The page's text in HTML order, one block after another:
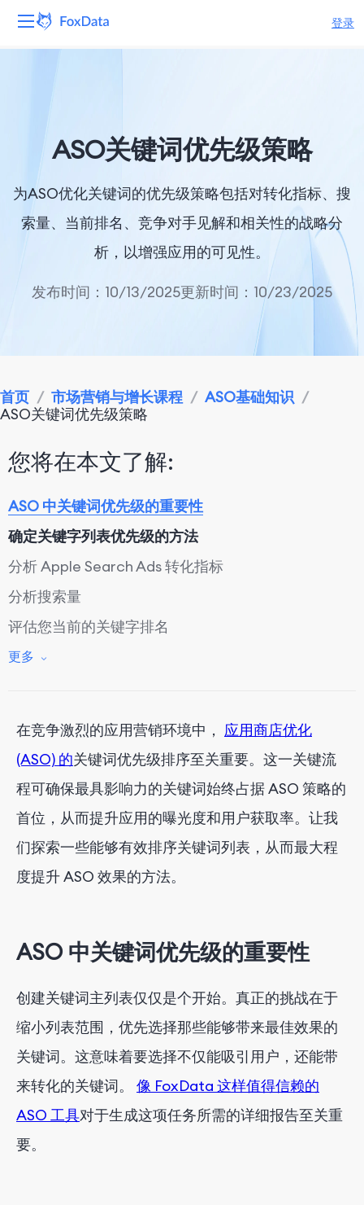
登录
解决方案
资源
ASO关键词优先级策略
为ASO优化关键词的优先级策略包括对转化指标、搜
索量、当前排名、竞争对手见解和相关性的战略分
析，以增强应用的可见性。
发布时间：10/13/2025更新时间：10/23/2025
首页 / 市场营销与增长课程 / ASO基础知识 /
ASO关键词优先级策略
您将在本文了解:
ASO 中关键词优先级的重要性
确定关键字列表优先级的方法
分析 Apple Search Ads 转化指标
分析搜索量
评估您当前的关键字排名
观察竞争对手的行为
更多
在竞争激烈的应用营销环境中， 应用商店优化
(ASO) 的关键词优先级排序至关重要。这一关键流
程可确保最具影响力的关键词始终占据 ASO 策略的
首位，从而提升应用的曝光度和用户获取率。让我
们探索一些能够有效排序关键词列表，从而最大程
度提升 ASO 效果的方法。
ASO 中关键词优先级的重要性
创建关键词主列表仅仅是个开始。真正的挑战在于
缩小列表范围，优先选择那些能够带来最佳效果的
关键词。这意味着要选择不仅能吸引用户，还能带
来转化的关键词。 像 FoxData 这样值得信赖的
ASO 工具对于生成这项任务所需的详细报告至关重
要。